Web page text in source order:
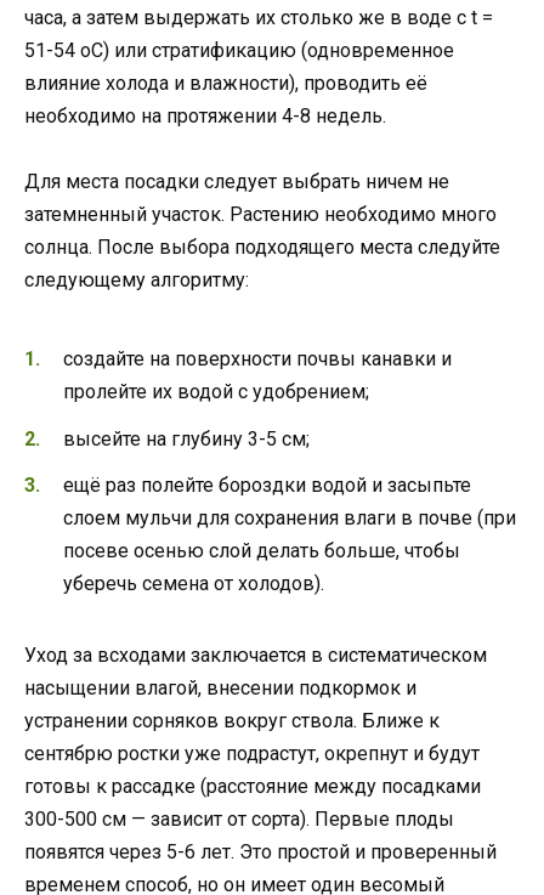
часа, а затем выдержать их столько же в воде с t =
51-54 oC) или стратификацию (одновременное
влияние холода и влажности), проводить её
необходимо на протяжении 4-8 недель.
Для места посадки следует выбрать ничем не
затемненный участок. Растению необходимо много
солнца. После выбора подходящего места следуйте
следующему алгоритму:
создайте на поверхности почвы канавки и
пролейте их водой с удобрением;
высейте на глубину 3-5 см;
ещё раз полейте бороздки водой и засыпьте
слоем мульчи для сохранения влаги в почве (при
посеве осенью слой делать больше, чтобы
уберечь семена от холодов).
Уход за всходами заключается в систематическом
насыщении влагой, внесении подкормок и
устранении сорняков вокруг ствола. Ближе к
сентябрю ростки уже подрастут, окрепнут и будут
готовы к рассадке (расстояние между посадками
300-500 см — зависит от сорта). Первые плоды
появятся через 5-6 лет. Это простой и проверенный
временем способ, но он имеет один весомый